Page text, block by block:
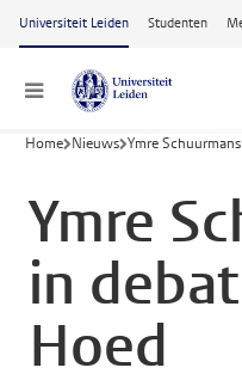
Ga naar hoofdinhoud
Universiteit Leiden Studenten
Menu
Home Nieuws Ymre
Ymre
in
Hoed